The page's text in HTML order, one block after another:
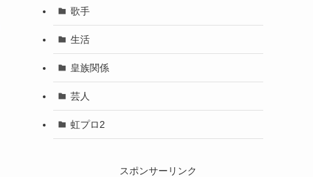
歌手
生活
皇族関係
芸人
虹プロ2
スポンサーリンク